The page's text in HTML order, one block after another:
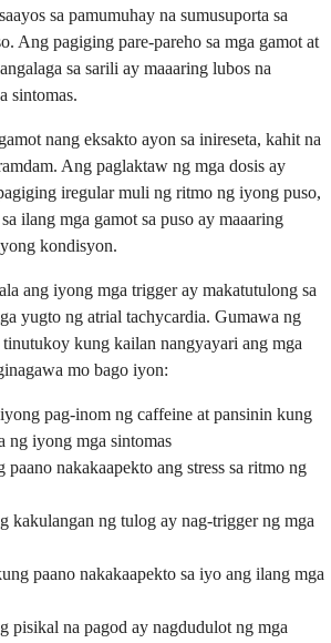
sa pamumuhay na sumusuporta sa
Ang pagiging pare-pareho sa mga gamot at
sa sarili ay maaaring lubos na
sintomas.
nang eksakto ayon sa inireseta, kahit na
Ang paglaktaw ng mga dosis ay
iregular muli ng ritmo ng iyong puso,
ilang mga gamot sa puso ay maaaring
kondisyon.
ang iyong mga trigger ay makatutulong sa
yugto ng atrial tachycardia. Gumawa ng
kung kailan nangyayari ang mga
mo bago iyon:
pag-inom ng caffeine at pansinin kung
ng iyong mga sintomas
paano nakakaapekto ang stress sa ritmo ng
kakulangan ng tulog ay nag-trigger ng mga
paano nakakaapekto sa iyo ang ilang mga
pisikal na pagod ay nagdudulot ng mga